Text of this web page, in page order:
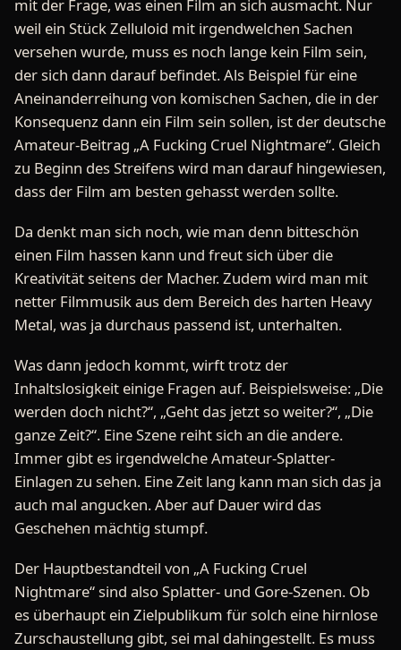
mit der Frage, was einen Film an sich ausmacht. Nur
weil ein Stück Zelluloid mit irgendwelchen Sachen
versehen wurde, muss es noch lange kein Film sein,
der sich dann darauf befindet. Als Beispiel für eine
Aneinanderreihung von komischen Sachen, die in der
Konsequenz dann ein Film sein sollen, ist der deutsche
Amateur-Beitrag „A Fucking Cruel Nightmare“. Gleich
zu Beginn des Streifens wird man darauf hingewiesen,
dass der Film am besten gehasst werden sollte.
Da denkt man sich noch, wie man denn bitteschön
einen Film hassen kann und freut sich über die
Kreativität seitens der Macher. Zudem wird man mit
netter Filmmusik aus dem Bereich des harten Heavy
Metal, was ja durchaus passend ist, unterhalten.
Was dann jedoch kommt, wirft trotz der
Inhaltslosigkeit einige Fragen auf. Beispielsweise: „Die
werden doch nicht?“, „Geht das jetzt so weiter?“, „Die
ganze Zeit?“. Eine Szene reiht sich an die andere.
Immer gibt es irgendwelche Amateur-Splatter-
Einlagen zu sehen. Eine Zeit lang kann man sich das ja
auch mal angucken. Aber auf Dauer wird das
Geschehen mächtig stumpf.
Der Hauptbestandteil von „A Fucking Cruel
Nightmare“ sind also Splatter- und Gore-Szenen. Ob
es überhaupt ein Zielpublikum für solch eine hirnlose
Zurschaustellung gibt, sei mal dahingestellt. Es muss